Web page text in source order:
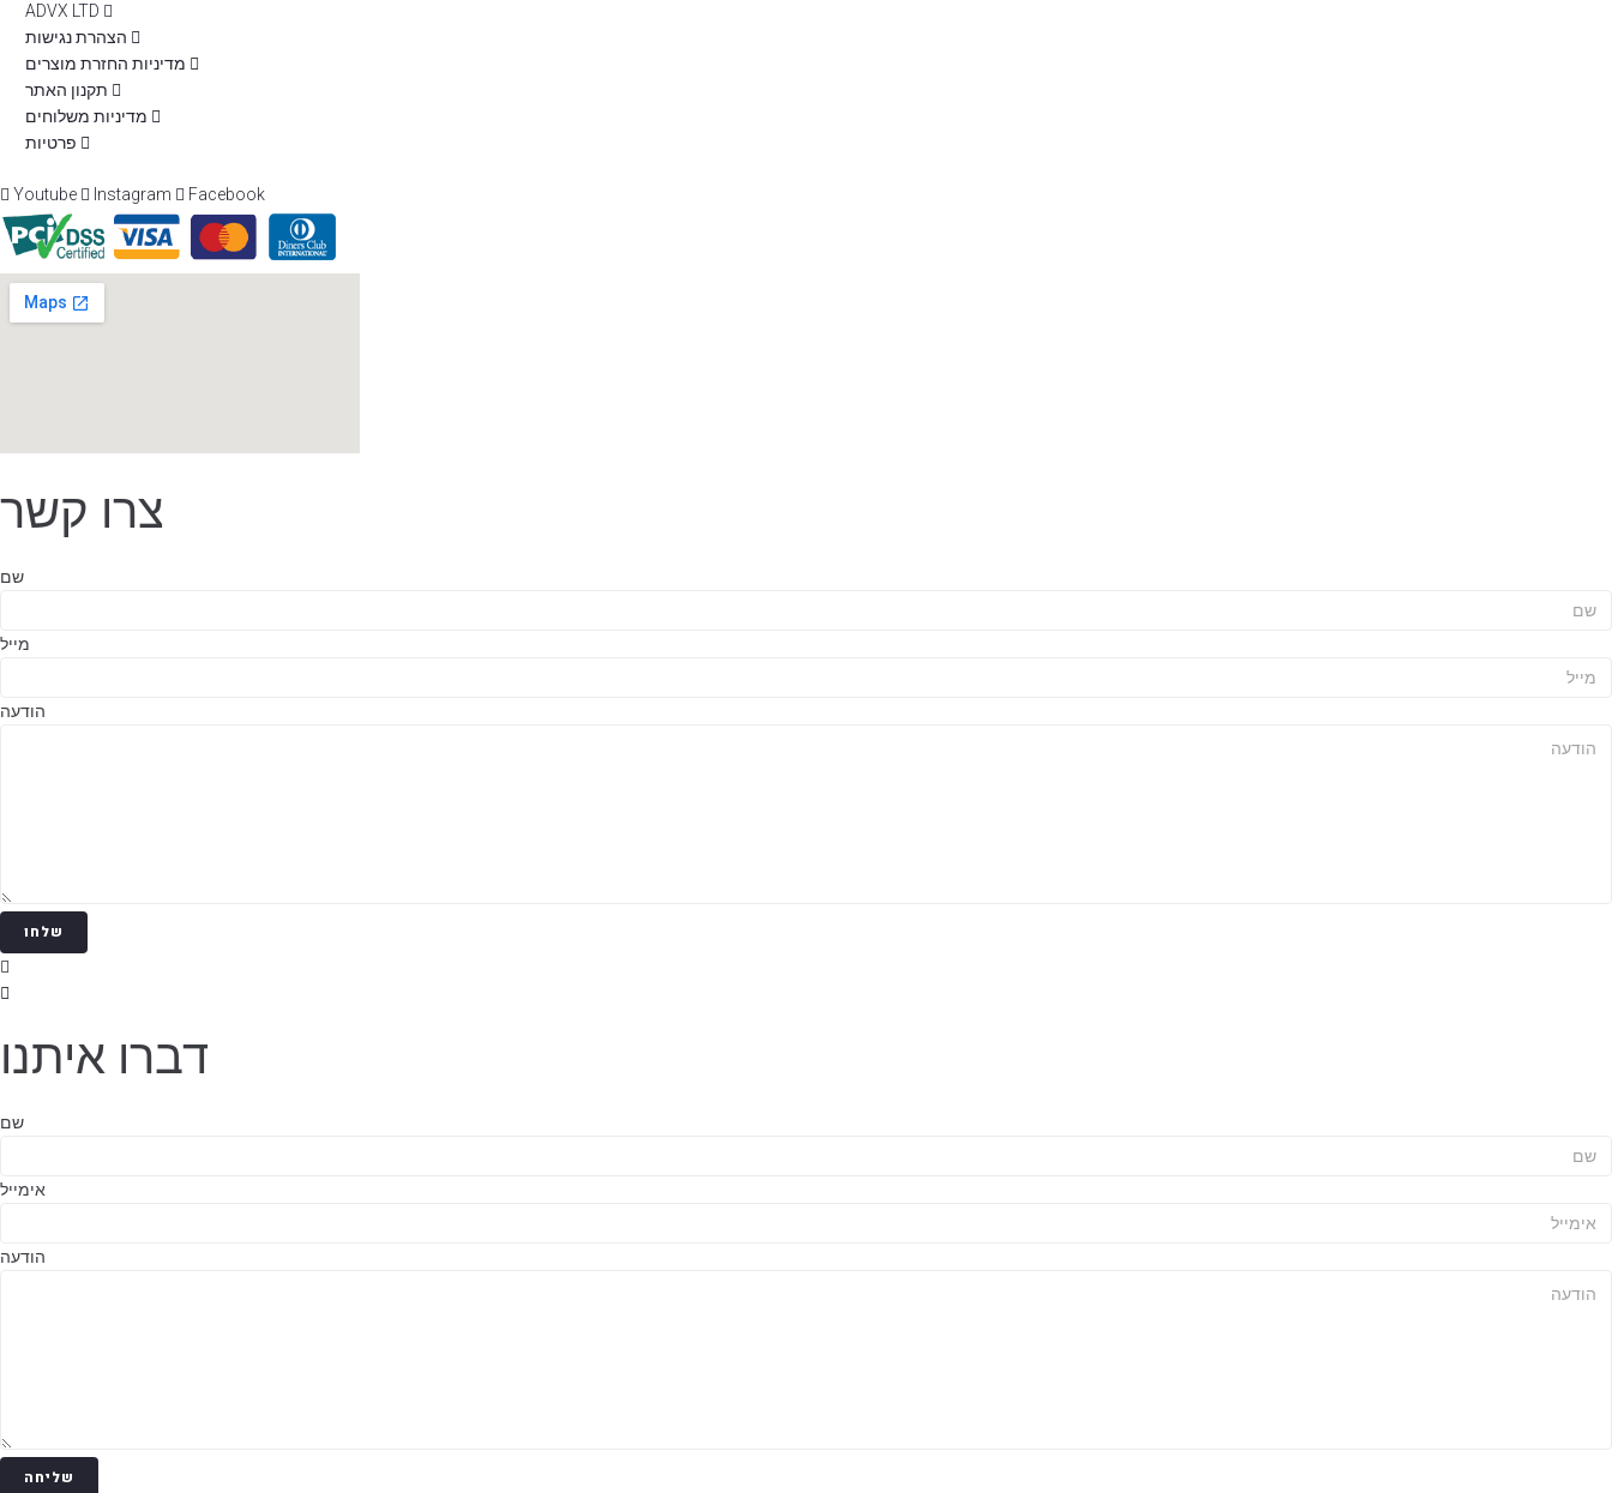
ADVX LTD
הצהרת נגישות
מדיניות החזרת מוצרים
תקנון האתר
מדיניות משלוחים
פרטיות
Youtube Instagram Facebook
צרו קשר
שם
מייל
הודעה
שלחו
דברו איתנו
שם
אימייל
הודעה
שליחה